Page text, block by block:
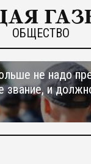
ОБЩЕСТВО
не надо
звание, и